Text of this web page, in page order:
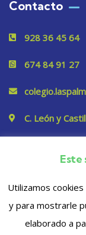
Contacto
928 36 45 64
674 84 91 27
C. León y
PrivacidadEste
Utilizamos
y para mostrarle
elaborado a